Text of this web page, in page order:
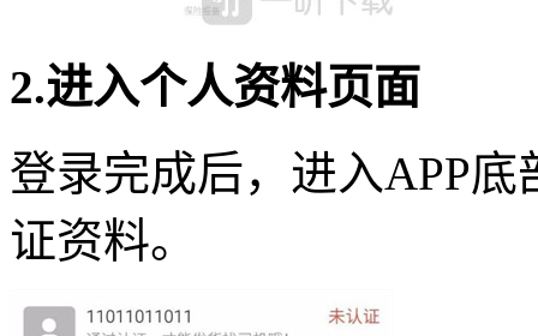
2.进入个人资料页面
登录完成后，进入APP
证资料。